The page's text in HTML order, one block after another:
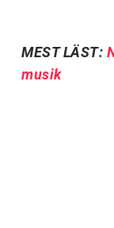
MEST LÄST:
musik